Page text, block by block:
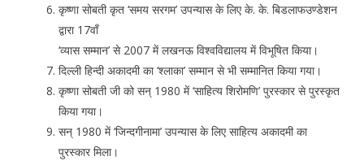
कृष्णा सोबती कृत ‘समय सरगम’ उपन्यास के लिए के. के. बिडलाफउण्डेशन
द्वारा 17वाँ
‘व्यास सम्मान’ से 2007 में लखनऊ विश्वविद्यालय में विभूषित किया।
दिल्ली हिन्दी अकादमी का ‘श्लाका’ सम्मान से भी सम्मानित किया गया।
कृष्णा सोबती जी को सन् 1980 में ‘साहित्य शिरोमणि’ पुरस्कार से पुरस्कृत
किया गया।
सन् 1980 में ‘जिन्दगीनामा’ उपन्यास के लिए साहित्य अकादमी का
पुरस्कार मिला।